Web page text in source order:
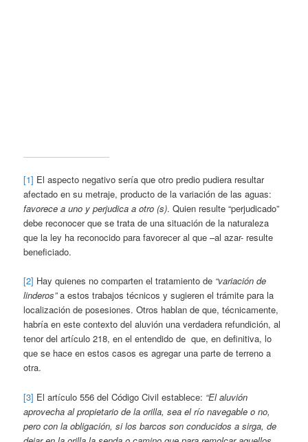
[1] El aspecto negativo sería que otro predio pudiera resultar
afectado en su metraje, producto de la variación de las aguas:
favorece a uno y perjudica a otro (s). Quien resulte “perjudicado”
debe reconocer que se trata de una situación de la naturaleza
que la ley ha reconocido para favorecer al que –al azar- resulte
beneficiado.
[2] Hay quienes no comparten el tratamiento de “variación de
linderos”a estos trabajos técnicos y sugieren el trámite para la
localización de posesiones. Otros hablan de que, técnicamente,
habría en este contexto del aluvión una verdadera refundición, al
tenor del artículo 218, en el entendido de que, en definitiva, lo
que se hace en estos casos es agregar una parte de terreno a
otra.
[3] El artículo 556 del Código Civil establece: “El aluvión
aprovecha al propietario de la orilla, sea el río navegable o no,
pero con la obligación, si los barcos son conducidos a sirga, de